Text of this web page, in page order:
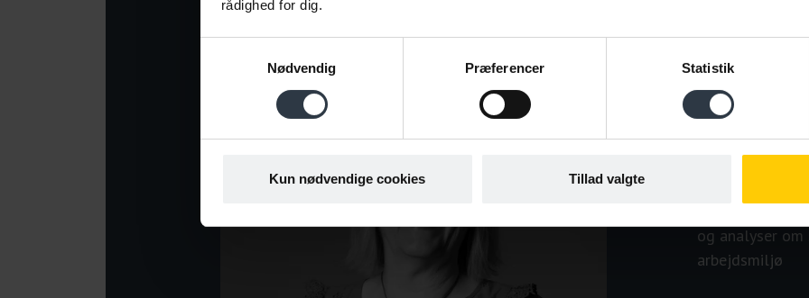
rådighed for dig.
Nødvendig
Præferencer Statistik
Kun nødvendige cookies Tillad valgte
Anette
Job og
Psykiske
og analyser
arbejdsmiljø